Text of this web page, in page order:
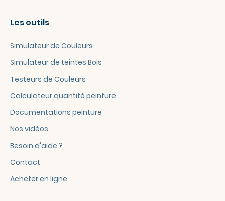
Les outils
Simulateur de Couleurs
Simulateur de teintes Bois
Testeurs de Couleurs
Calculateur quantité peinture
Documentations peinture
Nos vidéos
Besoin d'aide ?
Contact
Acheter en ligne